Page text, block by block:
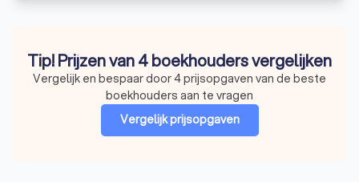
Tip! Prijzen van 4 boekhouders vergelijken
Vergelijk en bespaar door 4 prijsopgaven van de beste
boekhouders aan te vragen
Vergelijk prijsopgaven